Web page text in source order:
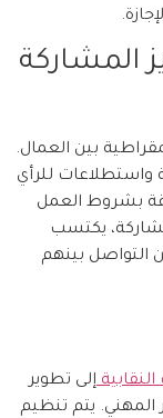
المشاركة
بين العمال.
واستطلاعات للرأي
بشروط العمل
يكتسب
التواصل بينهم
النقابيةإلى تطوير
المهني. يتم تنظيم